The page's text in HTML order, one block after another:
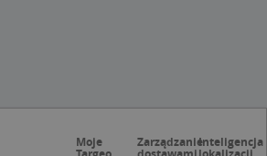
Moje ZarządzanieInteligencja